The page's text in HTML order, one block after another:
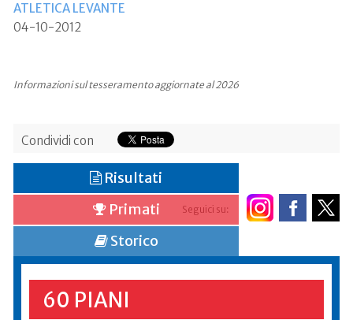
ATLETICA LEVANTE
04-10-2012
Informazioni sul tesseramento aggiornate al 2026
Condividi con
Seguici su:
Risultati
Primati
Storico
60 PIANI